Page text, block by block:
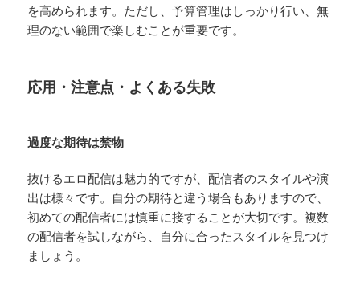
を高められます。ただし、予算管理はしっかり行い、無
理のない範囲で楽しむことが重要です。
応用・注意点・よくある失敗
過度な期待は禁物
抜けるエロ配信は魅力的ですが、配信者のスタイルや演
出は様々です。自分の期待と違う場合もありますので、
初めての配信者には慎重に接することが大切です。複数
の配信者を試しながら、自分に合ったスタイルを見つけ
ましょう。